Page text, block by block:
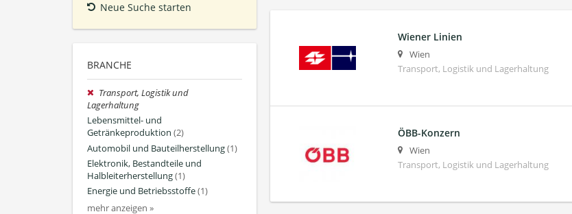
Neue Suche starten
BRANCHE
Transport, Logistik und
Lagerhaltung
Lebensmittel- und
Getränkeproduktion (2)
Automobil und Bauteilherstellung(1)
Elektronik, Bestandteile und
Halbleiterherstellung(1)
Energie und Betriebsstoffe(1)
mehr anzeigen »
Wiener Linien
Wien
Transport, Logistik und Lagerhaltung
ÖBB-Konzern
Wien
Transport, Logistik und Lagerhaltung